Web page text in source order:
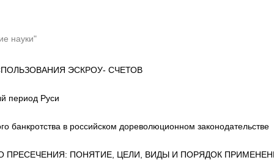
науки"
ЭСКРОУ- СЧЕТОВ
период Руси
банкротства в российском дореволюционном законодательстве
ПРЕСЕЧЕНИЯ: ПОНЯТИЕ, ЦЕЛИ, ВИДЫ И ПОРЯДОК